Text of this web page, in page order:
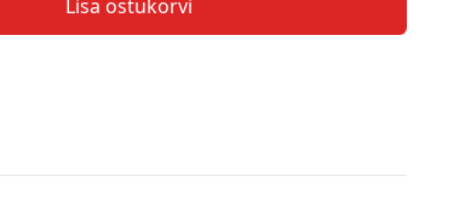
Lisa ostukorvi